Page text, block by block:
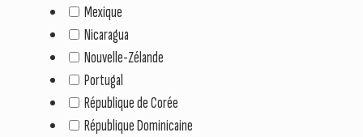
Mexique
Nicaragua
Nouvelle-Zélande
Portugal
République de Corée
République Dominicaine